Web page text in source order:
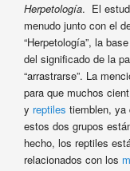
Herpetología. El
menudo junto con el
“Herpetología”, la
del significado de la
“arrastrarse”. La
para que muchos
y reptiles tiemblen, ya
estos dos grupos
hecho, los reptiles
relacionados con los